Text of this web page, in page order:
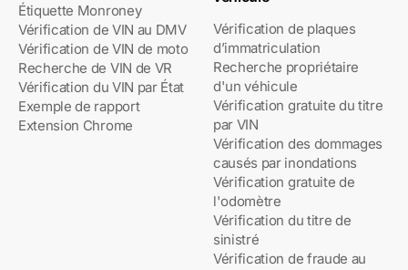
Étiquette Monroney
Vérification de VIN au DMV
Vérification de VIN de moto
Recherche de VIN de VR
Vérification du VIN par État
Exemple de rapport
Extension Chrome
Vérification de plaques
d’immatriculation
Recherche propriétaire
d'un véhicule
Vérification gratuite du titre
par VIN
Vérification des dommages
causés par inondations
Vérification gratuite de
l'odomètre
Vérification du titre de
sinistré
Vérification de fraude au